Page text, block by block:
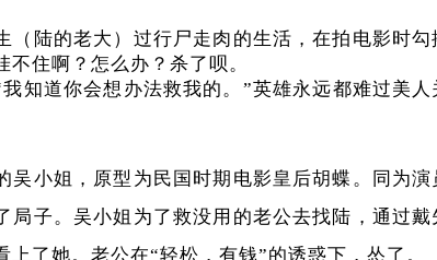
（陆的老大）过行尸走肉的生活，在拍电影时勾
不住啊？怎么办？杀了呗。
知道你会想办法救我的。”英雄永远都难过美
吴小姐，原型为民国时期电影皇后胡蝶。同为
局子。吴小姐为了救没用的老公去找陆，通过
上了她。老公在“轻松，有钱”的诱惑下，怂了。